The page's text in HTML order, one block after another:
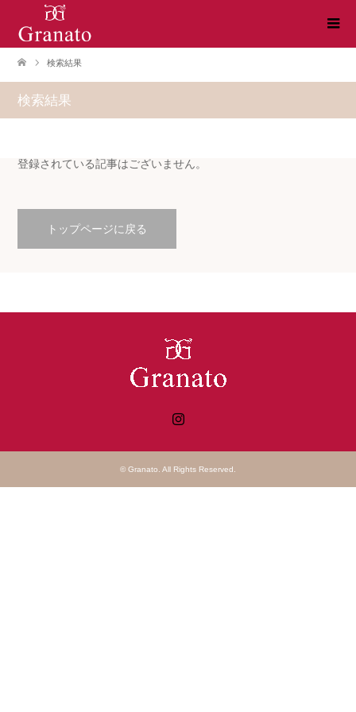
検索結果
検索結果
登録されている記事はございません。
トップページに戻る
© Granato . All Rights Reserved.